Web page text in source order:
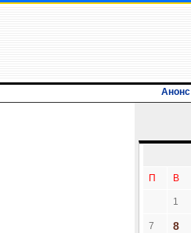
Анонс
П В
1
7 8